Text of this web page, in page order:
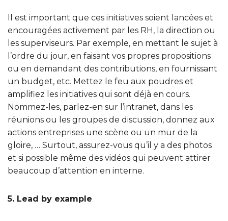
Il est important que ces initiatives soient lancées et
encouragées activement par les RH, la direction ou
les superviseurs. Par exemple, en mettant le sujet à
l’ordre du jour, en faisant vos propres propositions
ou en demandant des contributions, en fournissant
un budget, etc. Mettez le feu aux poudres et
amplifiez les initiatives qui sont déjà en cours.
Nommez-les, parlez-en sur l’intranet, dans les
réunions ou les groupes de discussion, donnez aux
actions entreprises une scène ou un mur de la
gloire, … Surtout, assurez-vous qu’il y a des photos
et si possible même des vidéos qui peuvent attirer
beaucoup d’attention en interne.
5. Lead by example